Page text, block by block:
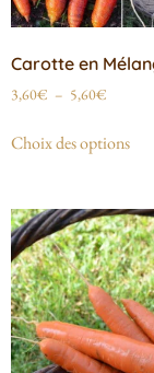
Carotte en
3,60€ – 5,60€
Choix des options